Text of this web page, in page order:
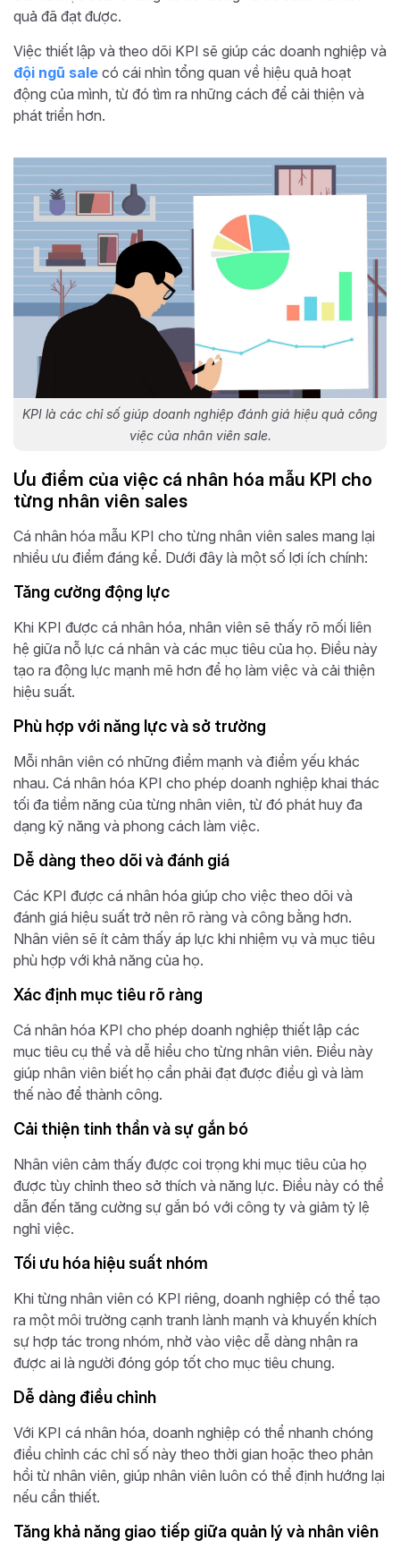
quả đã đạt được.
Việc thiết lập và theo dõi KPI sẽ giúp các doanh nghiệp và
đội ngũ sale có cái nhìn tổng quan về hiệu quả hoạt
động của mình, từ đó tìm ra những cách để cải thiện và
phát triển hơn.
KPI là các chỉ số giúp doanh nghiệp đánh giá hiệu quả công
việc của nhân viên sale.
Ưu điểm của việc cá nhân hóa mẫu KPI cho
từng nhân viên sales
Cá nhân hóa mẫu KPI cho từng nhân viên sales mang lại
nhiều ưu điểm đáng kể. Dưới đây là một số lợi ích chính:
Tăng cường động lực
Khi KPI được cá nhân hóa, nhân viên sẽ thấy rõ mối liên
hệ giữa nỗ lực cá nhân và các mục tiêu của họ. Điều này
tạo ra động lực mạnh mẽ hơn để họ làm việc và cải thiện
hiệu suất.
Phù hợp với năng lực và sở trường
Mỗi nhân viên có những điểm mạnh và điểm yếu khác
nhau. Cá nhân hóa KPI cho phép doanh nghiệp khai thác
tối đa tiềm năng của từng nhân viên, từ đó phát huy đa
dạng kỹ năng và phong cách làm việc.
Dễ dàng theo dõi và đánh giá
Các KPI được cá nhân hóa giúp cho việc theo dõi và
đánh giá hiệu suất trở nên rõ ràng và công bằng hơn.
Nhân viên sẽ ít cảm thấy áp lực khi nhiệm vụ và mục tiêu
phù hợp với khả năng của họ.
Xác định mục tiêu rõ ràng
Cá nhân hóa KPI cho phép doanh nghiệp thiết lập các
mục tiêu cụ thể và dễ hiểu cho từng nhân viên. Điều này
giúp nhân viên biết họ cần phải đạt được điều gì và làm
thế nào để thành công.
Cải thiện tinh thần và sự gắn bó
Nhân viên cảm thấy được coi trọng khi mục tiêu của họ
được tùy chỉnh theo sở thích và năng lực. Điều này có thể
dẫn đến tăng cường sự gắn bó với công ty và giảm tỷ lệ
nghỉ việc.
Tối ưu hóa hiệu suất nhóm
Khi từng nhân viên có KPI riêng, doanh nghiệp có thể tạo
ra một môi trường cạnh tranh lành mạnh và khuyến khích
sự hợp tác trong nhóm, nhờ vào việc dễ dàng nhận ra
được ai là người đóng góp tốt cho mục tiêu chung.
Dễ dàng điều chỉnh
Với KPI cá nhân hóa, doanh nghiệp có thể nhanh chóng
điều chỉnh các chỉ số này theo thời gian hoặc theo phản
hồi từ nhân viên, giúp nhân viên luôn có thể định hướng lại
nếu cần thiết.
Tăng khả năng giao tiếp giữa quản lý và nhân viên